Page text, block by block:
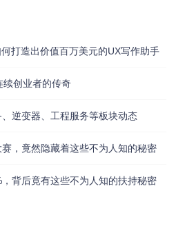
打造出价值百万美元的UX写作助手
续创业者的传奇
逆变器、工程服务等板块动态
，竟然隐藏着这些不为人知的秘密
背后竟有这些不为人知的扶持秘密